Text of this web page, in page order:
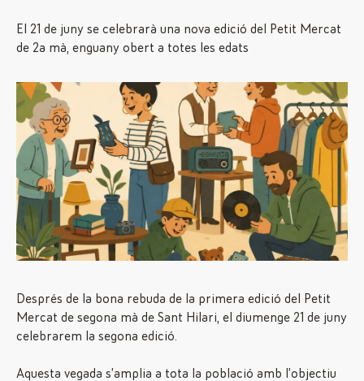
El 21 de juny se celebrarà una nova edició del Petit Mercat
de 2a mà, enguany obert a totes les edats
Després de la bona rebuda de la primera edició del Petit
Mercat de segona mà de Sant Hilari, el diumenge 21 de juny
celebrarem la segona edició.
Aquesta vegada s’amplia a tota la població amb l’objectiu